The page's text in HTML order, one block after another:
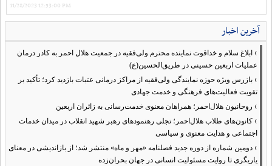
11/28/2023 12:53:00 PM
آخرین اخبار
› ابلاغ سلام و خداقوت نماینده محترم ولی‌فقیه در جمعیت هلال احمر به کادر درمان
عملیات اربعین حسینی در طریق‌الحسین(ع)
› بازرس ویژه حوزه نمایندگی ولی‌فقیه از مراکز درمانی عتبات بازدید کرد؛ تأکید بر
تقویت فعالیت‌های فرهنگی و خدمت جهادی
› روحانیون هلال‌احمر؛ همراهان معنوی خدمت‌رسانی به زائران اربعین
› کانون‌های طلاب هلال‌احمر؛ تجلی رهنمودهای رهبر شهید انقلاب در میدان خدمات
اجتماعی و هدایت معنوی و سیاسی
› دومین شماره از دوره جدید فصلنامه «مهر و ماه» منتشر شد؛ از بازاندیشی در معنای
یاریگری تا روایت مسئولیت انسانی در جهان بحران‌زده